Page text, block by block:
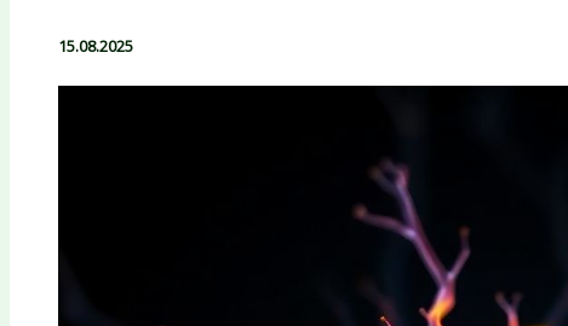
15.08.2025